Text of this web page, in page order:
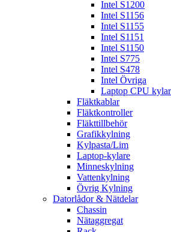
Intel S1200
Intel S1156
Intel S1155
Intel S1151
Intel S1150
Intel S775
Intel S478
Intel Övriga
Laptop CPU
Fläktkablar
Fläktkontroller
Fläkttillbehör
Grafikkylning
Kylpasta/Lim
Laptop-kylare
Minneskylning
Vattenkylning
Övrig Kylning
Datorlådor & Nätdelar
Chassin
Nätaggregat